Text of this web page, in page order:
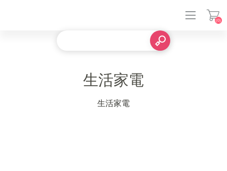
(0)
生活家電
生活家電